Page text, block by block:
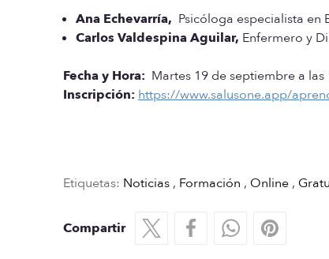
Ana Echevarría, Psicóloga especialista en
Carlos Valdespina Aguilar, Enfermero y
Fecha y Hora: Martes 19 de septiembre a las
Inscripción: https://www.salusone.app/
Etiquetas: Noticias , Formación , Online ,
Compartir